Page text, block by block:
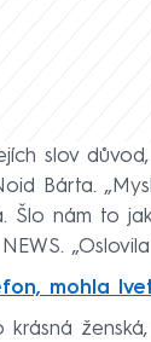
slov
Bárta.
Šlo nám to
mohla